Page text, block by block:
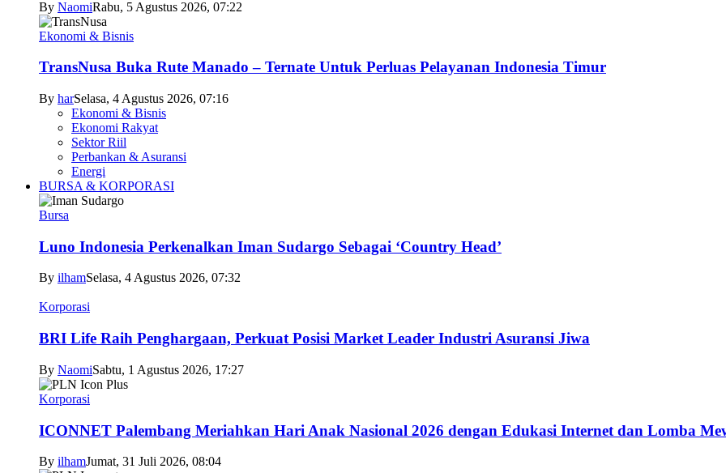
By NaomiRabu, 5 Agustus 2026, 07:22
Ekonomi & Bisnis
TransNusa Buka Rute Manado – Ternate Untuk Perluas Pelayanan Indonesia Timur
By harSelasa, 4 Agustus 2026, 07:16
Ekonomi & Bisnis
Ekonomi Rakyat
Sektor Riil
Perbankan & Asuransi
Energi
BURSA & KORPORASI
Bursa
Luno Indonesia Perkenalkan Iman Sudargo Sebagai ‘Country Head’
By ilhamSelasa, 4 Agustus 2026, 07:32
Korporasi
BRI Life Raih Penghargaan, Perkuat Posisi Market Leader Industri Asuransi Jiwa
By NaomiSabtu, 1 Agustus 2026, 17:27
Korporasi
ICONNET Palembang Meriahkan Hari Anak Nasional 2026 dengan Edukasi Internet dan Lomba
By ilhamJumat, 31 Juli 2026, 08:04